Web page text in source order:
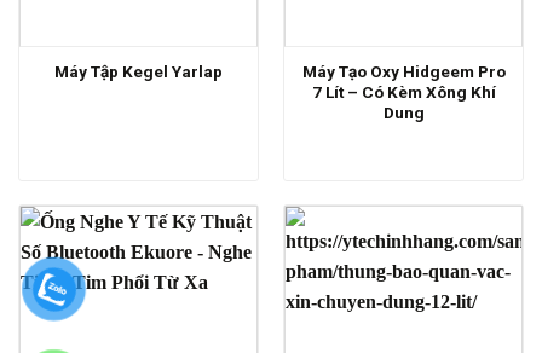
Máy Tập Kegel Yarlap
Máy Tạo Oxy Hidgeem Pro
7 Lít – Có Kèm Xông Khí
Dung